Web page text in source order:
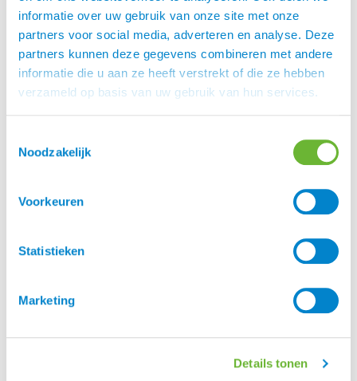
informatie over uw gebruik van onze site met onze
partners voor social media, adverteren en analyse. Deze
partners kunnen deze gegevens combineren met andere
informatie die u aan ze heeft verstrekt of die ze hebben
verzameld op basis van uw gebruik van hun services.
Noodzakelijk
Voorkeuren
Statistieken
Marketing
Details tonen
Waterdichte
paardrijschoenen
25 augustus 2025
Waterdichte
paardrijjassen
23 augustus 2025
Wij zijn erbij Horse
Verwen je paard en
jezelf met FIR-tech